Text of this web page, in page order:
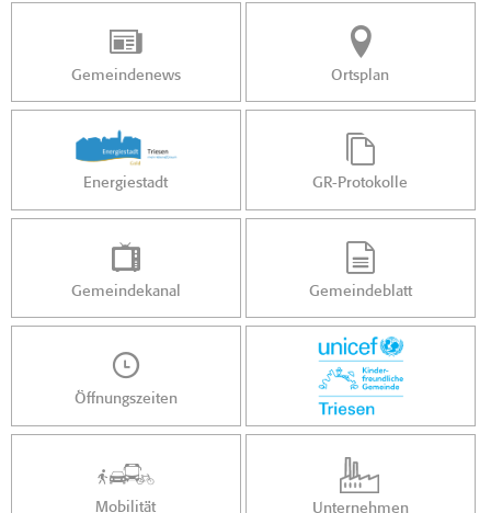
Gemeindenews Ortsplan
Energiestadt GR-Protokolle
Gemeindekanal Gemeindeblatt
Öffnungszeiten
Mobilität Unternehmen